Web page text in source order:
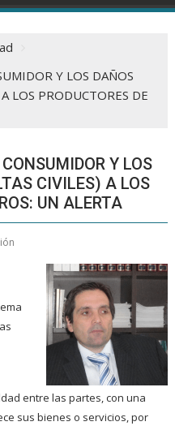
Y LOS DAÑOS
LOS PRODUCTORES DE
Y LOS
CIVILES) A LOS
UN ALERTA
entre las partes, con una
sus bienes o servicios, por